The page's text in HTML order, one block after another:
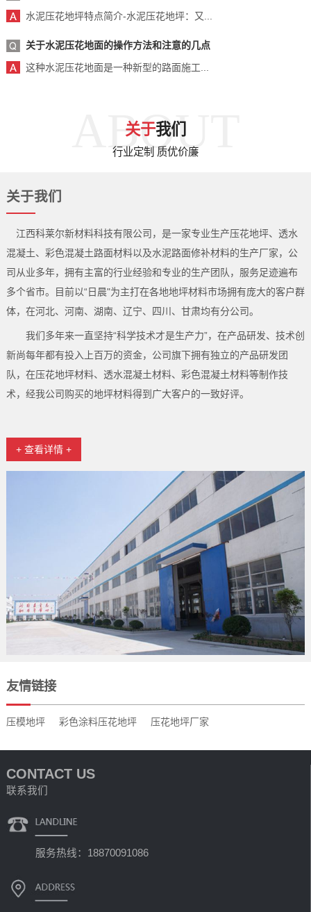
水泥压花地坪特点简介-水泥压花地坪：又...
关于水泥压花地面的操作方法和注意的几点
这种水泥压花地面是一种新型的路面施工...
ABOUT
关于我们
行业定制 质优价廉
关于我们
江西科莱尔新材料科技有限公司，是一家专业生产压花地坪、透水
混凝土、彩色混凝土路面材料以及水泥路面修补材料的生产厂家，公
司从业多年，拥有主富的行业经验和专业的生产团队，服务足迹遍布
多个省市。目前以“日晨"为主打在各地地坪材料市场拥有庞大的客户群
体，在河北、河南、湖南、辽宁、四川、甘肃均有分公司。
我们多年来一直坚持“科学技术才是生产力”，在产品研发、技术创
新尚每年都有投入上百万的资金，公司旗下拥有独立的产品研发团
队，在压花地坪材料、透水混凝土材料、彩色混凝土材料等制作技
术，经我公司购买的地坪材料得到广大客户的一致好评。
+ 查看详情 +
友情链接
压模地坪 彩色涂料压花地坪 压花地坪厂家
CONTACT US
联系我们
服务热线：18870091086